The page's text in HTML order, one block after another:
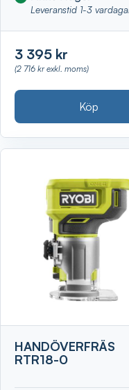
Leveranstid 1-3
3 395 kr
(2 716 kr exkl. moms)
Köp
HANDÖVERFRÄS
RTR18-0